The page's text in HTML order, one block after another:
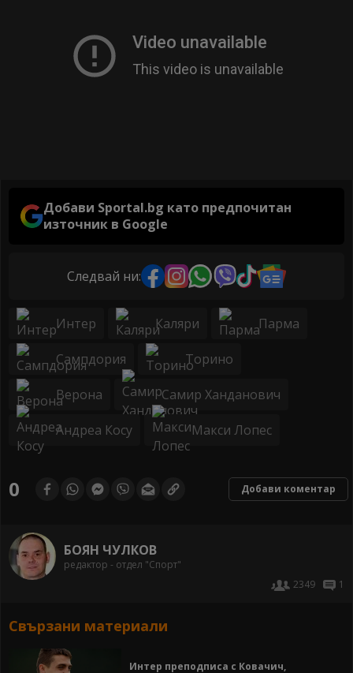
Добави Sportal.bg като предпочитан
източник в Google
Следвай ни:
Интер Каляри Парма
Сампдория Торино
Верона Самир Ханданович
Андреа Косу Макси Лопес
0 Добави коментар
БОЯН ЧУЛКОВ
редактор - отдел "Спорт"
2349
1
Свързани материали
Интер преподписа с Ковачич,